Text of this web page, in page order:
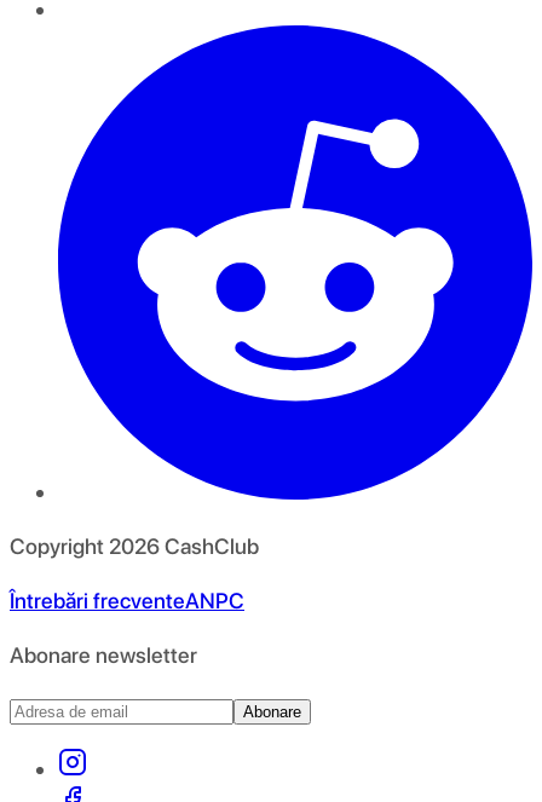
Copyright 2026CashClub
Întrebări frecventeANPC
Abonare newsletter
Abonare